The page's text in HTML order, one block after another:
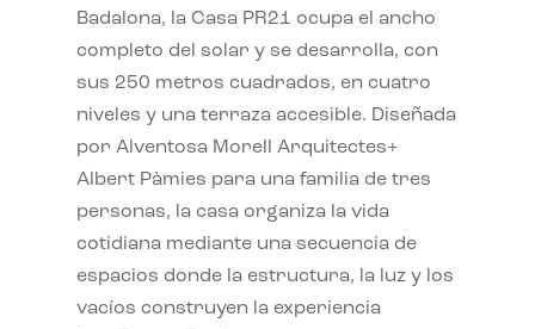
Badalona, la Casa PR21 ocupa el ancho
completo del solar y se desarrolla, con
sus 250 metros cuadrados, en cuatro
niveles y una terraza accesible. Diseñada
por Alventosa Morell Arquitectes+
Albert Pàmies para una familia de tres
personas, la casa organiza la vida
cotidiana mediante una secuencia de
espacios donde la estructura, la luz y los
vacíos construyen la experiencia